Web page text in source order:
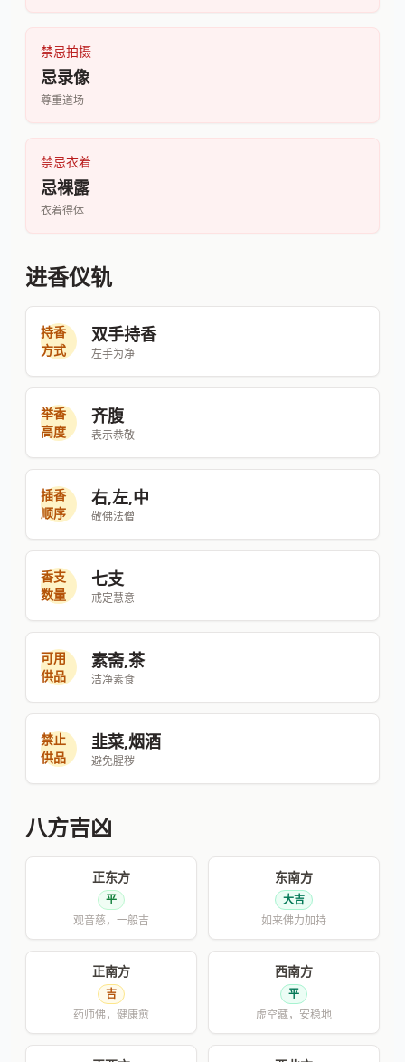
禁忌拍摄
忌录像
尊重道场
禁忌衣着
忌裸露
衣着得体
进香仪轨
持香
方式
双手持香
左手为净
举香
高度
齐腹
表示恭敬
插香
顺序
右,左,中
敬佛法僧
香支
数量
七支
戒定慧意
可用
供品
素斋,茶
洁净素食
禁止
供品
韭菜,烟酒
避免腥秽
八方吉凶
正东方
平
观音慈，一般吉
东南方
大吉
如来佛力加持
正南方
吉
药师佛，健康愈
西南方
平
虚空藏，安稳地